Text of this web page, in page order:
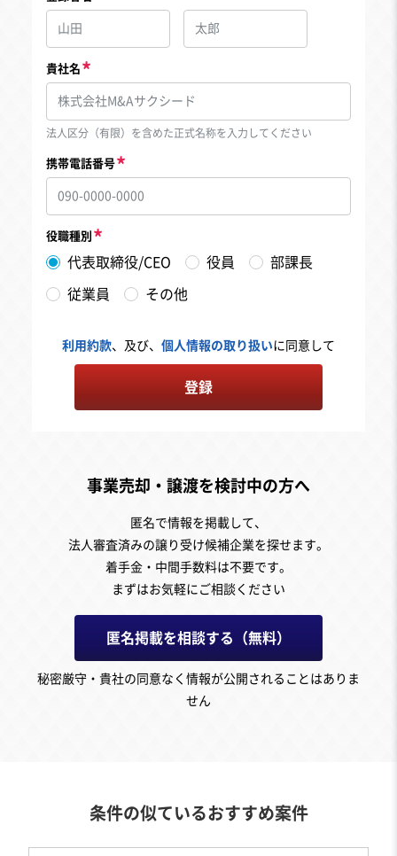
貴社名
法人区分（有限）を含めた正式名称を入力してください
携帯電話番号
役職種別
代表取締役/CEO 役員 部課長
従業員 その他
利用約款、及び、 個人情報の取り扱いに同意して
登録
事業売却・譲渡を検討中の方へ
匿名で情報を掲載して、
法人審査済みの譲り受け候補企業を探せます。
着手金・中間手数料は不要です。
まずはお気軽にご相談ください
匿名掲載を相談する（無料）
秘密厳守・貴社の同意なく情報が公開されることはありま
せん
条件の似ているおすすめ案件